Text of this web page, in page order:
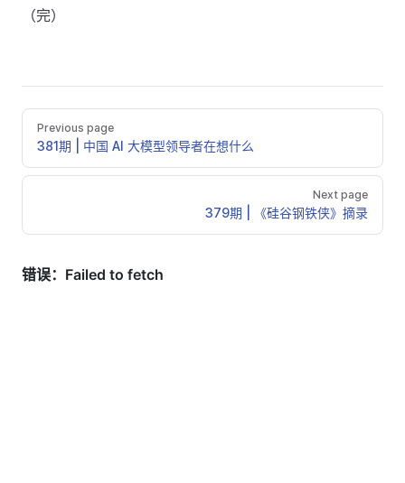
（完）
Previous page
381期 | 中国 AI 大模型领导者在想什么
Next page
379期 | 《硅谷钢铁侠》摘录